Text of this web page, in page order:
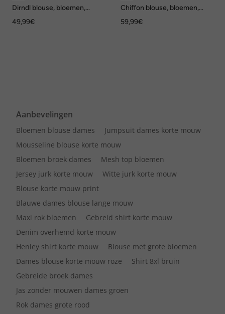
Dirndl blouse, bloemen,
korte mouwen
49,99€
Chiffon blouse, bloemen,
korte mouwen
59,99€
Aanbevelingen
Bloemen blouse dames
Jumpsuit dames korte mouw
Mousseline blouse korte mouw
Bloemen broek dames
Mesh top bloemen
Jersey jurk korte mouw
Witte jurk korte mouw
Blouse korte mouw print
Blauwe dames blouse lange mouw
Maxi rok bloemen
Gebreid shirt korte mouw
Denim overhemd korte mouw
Henley shirt korte mouw
Blouse met grote bloemen
Dames blouse korte mouw roze
Shirt 8xl bruin
Gebreide broek dames
Jas zonder mouwen dames groen
Rok dames grote rood